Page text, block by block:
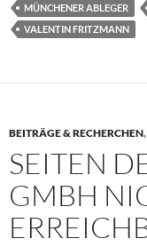
MÜNCHENER ABLEGER
VALENTIN FRITZMANN
BEITRÄGE & RECHERCHEN,
SEITEN
GMBH